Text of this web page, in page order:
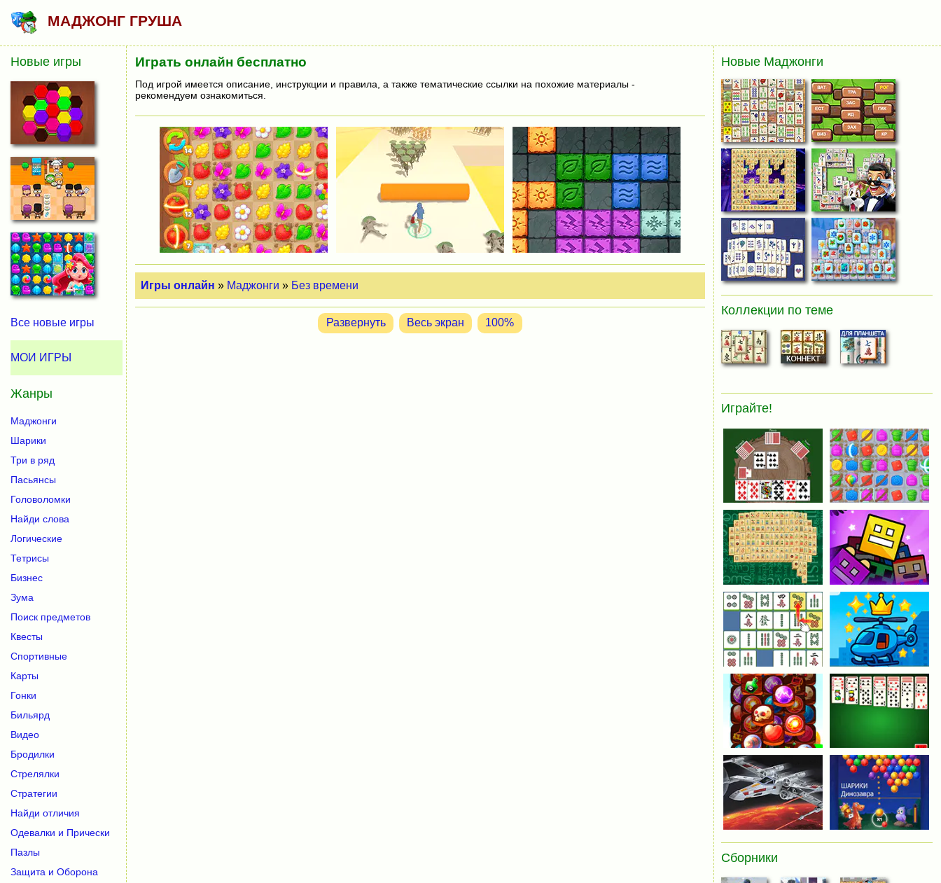
МАДЖОНГ ГРУША
Играть онлайн бесплатно
Под игрой имеется описание, инструкции и правила, а также тематические ссылки на похожие материалы -
рекомендуем ознакомиться.
Игры онлайн » Маджонги » Без времени
Развернуть Весь экран 100%
Новые игры
Все новые игры
МОИ ИГРЫ
Жанры
Маджонги
Шарики
Три в ряд
Пасьянсы
Головоломки
Найди слова
Логические
Тетрисы
Бизнес
Зума
Поиск предметов
Квесты
Спортивные
Карты
Гонки
Бильярд
Видео
Бродилки
Стрелялки
Стратегии
Найди отличия
Одевалки и Прически
Пазлы
Защита и Оборона
Новые Маджонги
Коллекции по теме
Играйте!
Сборники